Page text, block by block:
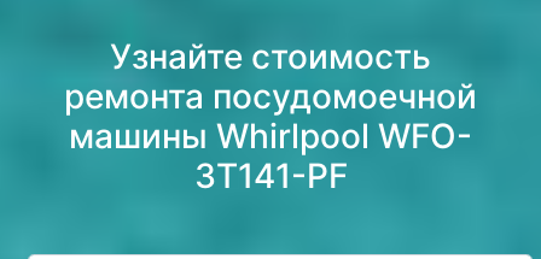
Узнайте стоимость
ремонта посудомоечной
машины Whirlpool WFO-
3T141-PF